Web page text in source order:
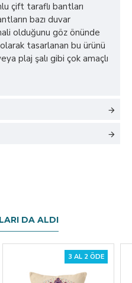
çift taraflı bantları
bazı duvar
olduğunu göz önünde
tasarlanan bu ürünü
plaj şalı gibi çok amaçlı
DA ALDI
3 AL 2 ÖDE